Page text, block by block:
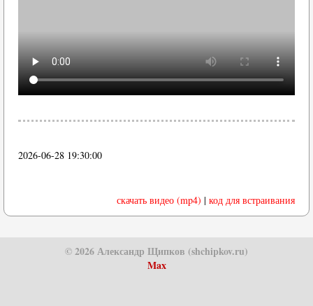
2026-06-28 19:30:00
скачать видео (mp4) | код для встраивания
© 2026 Александр Щипков (shchipkov.ru)
Max